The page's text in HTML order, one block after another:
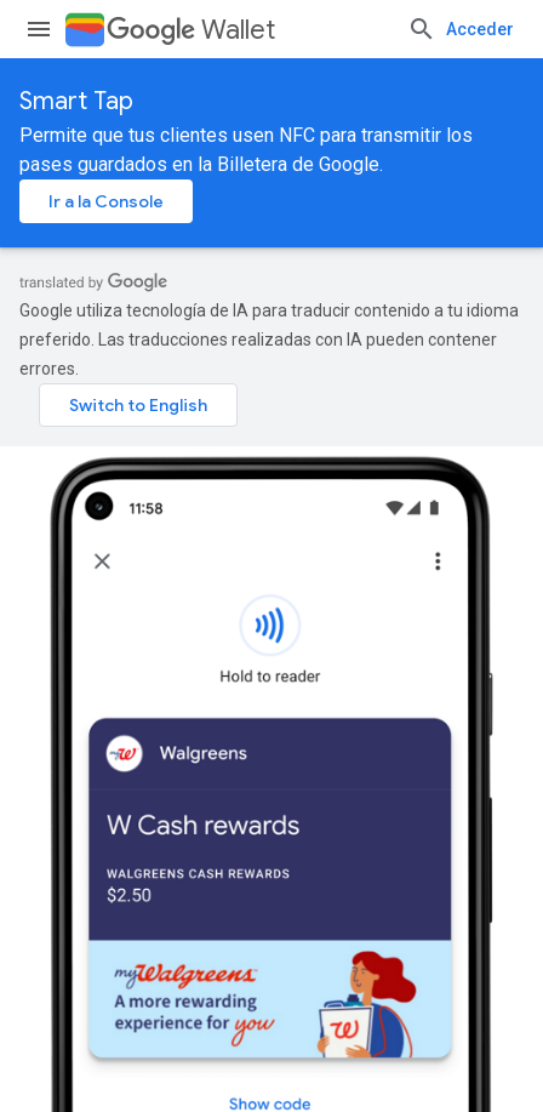
Wallet Acceder
Smart Tap
Permite que tus clientes usen NFC para transmitir los
pases guardados en la Billetera de Google.
Ir a la Console
Google utiliza tecnología de IA para traducir contenido a tu idioma
preferido. Las traducciones realizadas con IA pueden contener
errores.